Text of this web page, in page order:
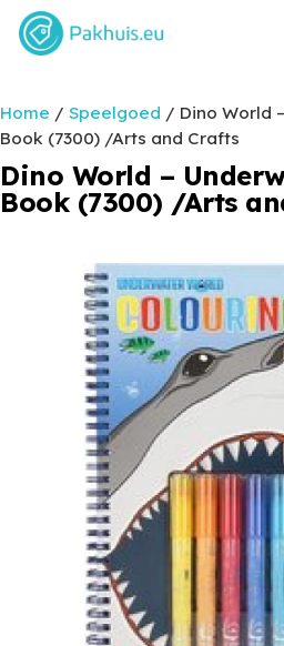
Home / Speelgoed / Dino World
Book (7300) /Arts and Crafts
Dino World –
Book (7300) /Arts